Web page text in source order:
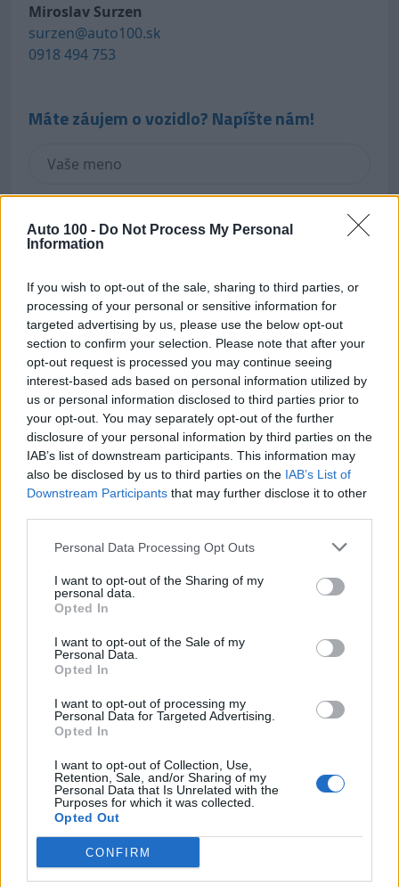
Auto 100 - Do Not Process My Personal
Information
If you wish to opt-out of the sale, sharing to third parties, or
processing of your personal or sensitive information for
targeted advertising by us, please use the below opt-out
section to confirm your selection. Please note that after your
opt-out request is processed you may continue seeing
interest-based ads based on personal information utilized by
us or personal information disclosed to third parties prior to
your opt-out. You may separately opt-out of the further
disclosure of your personal information by third parties on the
IAB’s list of downstream participants. This information may
also be disclosed by us to third parties on the IAB’s List of
Downstream Participants that may further disclose it to other
Personal Data Processing Opt Outs
I want to opt-out of the Sharing of my
personal data.
Opted In
I want to opt-out of the Sale of my
Personal Data.
Opted In
I want to opt-out of processing my
Personal Data for Targeted Advertising.
Opted In
I want to opt-out of Collection, Use,
Retention, Sale, and/or Sharing of my
Personal Data that Is Unrelated with the
Purposes for which it was collected.
Opted Out
CONFIRM
Miroslav Surzen
surzen@auto100.sk
0918 494 753
Máte záujem o vozidlo? Napíšte nám!
Súhlasím so spracovaním poskytnutých osobných
údajov.Zásady ochrany osobných údajov
AUTO100 spol. s r.o.
Petrovianska 49
Prešov 080 05
Otváracie hodiny:
PO - PIA: 08:00 - 17:00
SO: 09:00 - 12:00